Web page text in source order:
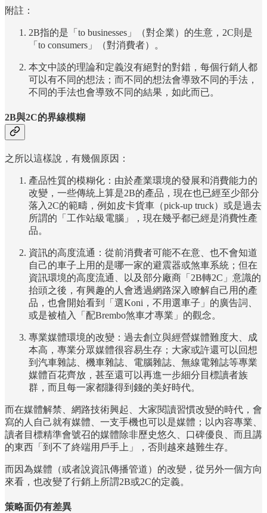
附註：
2B指的是「to businesses」（對企業）的生意，2C則是
「to consumers」（對消費者）。
本文中談的理論和定義沒有絕對的對錯，每個行銷人都
可以有不同的想法；而不同的想法會導致不同的手法，
不同的手法也會導致不同的結果，如此而已。
2B與2C的界線模糊
之所以這樣說，有幾個原因：
產品性質的模糊化：由於產業環境的發展和消費能力的
改變，一些傳統上算是2B的產品，現在也已經至少部分
落入2C的範疇，例如皮卡貨車（pick-up truck）或是過去
所謂的「工作站級電腦」，現在幾乎都已經是消費性產
品。
資訊的高度流通：從前消費者可能不在意、也不會知道
自己的車子上用的是哪一家的避震器或煞車系統；但在
資訊環境的高度流通、以及部分廠商「2B轉2C」意識的
抬頭之後，有興趣的人會透過網路深入瞭解自己用的產
品，也會開始看到「選Koni，不用選車子」的廣告詞、
或是被植入「配Brembo煞車才專業」的觀念。
專業媒體環境的改變：過去創立與經營媒體難度大、成
本高，專業分眾媒體很容易生存；大家或許還可以回想
到汽車雜誌、機車雜誌、電腦雜誌、無線電雜誌等專業
媒體百花齊放，甚至還可以再進一步細分目標讀者族
群，而且每一家都賺得到錢的美好時代。
而在媒體解禁、網路技術興起、大家閱讀習慣改變的時代，會
寫的人自己就有媒體、一支手機也可以是媒體；以內容專業、
讀者目標精準會號召的媒體除非歷史悠久、口碑優良、而且講
的東西「到不了終端用戶手上」，否則越來越難生存。
而因為媒體（或者說資訊傳播管道）的改變，從另外一個方向
來看，也改變了行銷上所謂2B或2C的定義。
策略面仍有差異